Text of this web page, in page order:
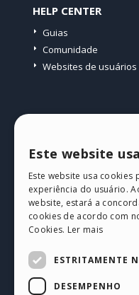
HELP CENTER
Guias
Comunidade
Websites de usuários
Meus posts
Download
Hospedagem Web
Meus Créditos
Este website
Este website usa cookies
experiência do usuário.
website, estará a
cookies de acordo com
Cookies. Ler mais
ESTRITAMENTE
DESEMPENHO